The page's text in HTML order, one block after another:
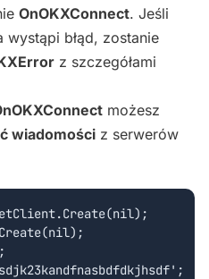
OnOKXConnect. Jeśli
wystąpi błąd, zostanie
z szczegółami
możesz
wiadomości z serwerów